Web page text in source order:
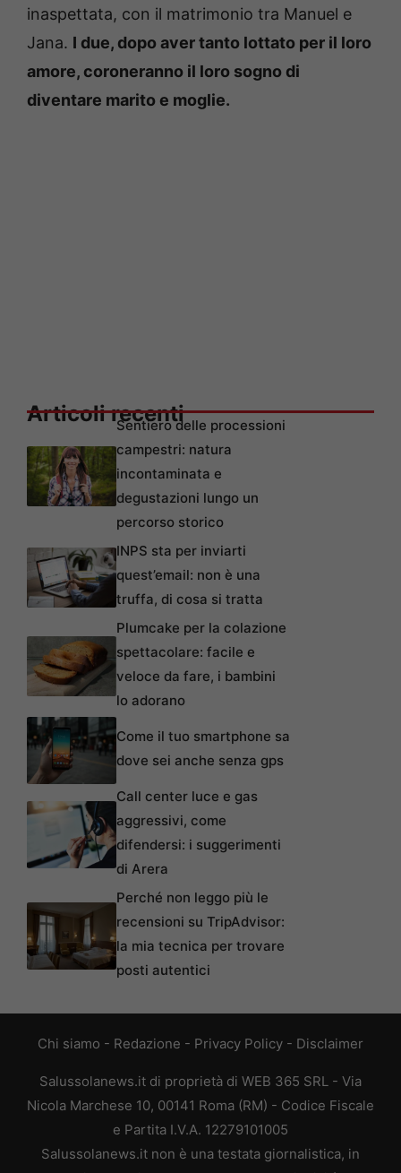
inaspettata, con il matrimonio tra Manuel e
Jana. I due, dopo aver tanto lottato per il loro
amore, coroneranno il loro sogno di
diventare marito e moglie.
Articoli recentiSentiero delle processioni
campestri: natura
incontaminata e
degustazioni lungo un
percorso storico
INPS sta per inviarti
quest’email: non è una
truffa, di cosa si tratta
Plumcake per la colazione
spettacolare: facile e
veloce da fare, i bambini
lo adorano
Come il tuo smartphone sa
dove sei anche senza gps
Call center luce e gas
aggressivi, come
difendersi: i suggerimenti
di Arera
Perché non leggo più le
recensioni su TripAdvisor:
la mia tecnica per trovare
posti autentici
Chi siamo - Redazione - Privacy Policy - Disclaimer
Salussolanews.it di proprietà di WEB 365 SRL - Via
Nicola Marchese 10, 00141 Roma (RM) - Codice Fiscale
e Partita I.V.A. 12279101005
Salussolanews.it non è una testata giornalistica, in